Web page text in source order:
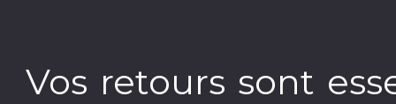
Vos retours sont